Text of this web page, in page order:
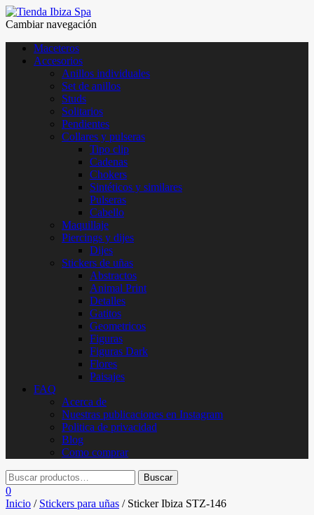
Cambiar navegación
Maceteros
Accesorios
Anillos individuales
Set de anillos
Studs
Solitarios
Pendientes
Collares y pulseras
Tipo clip
Cadenas
Chokers
Sintéticos y similares
Pulseras
Cabello
Maquillaje
Piercings y dijes
Dijes
Stickers de uñas
Abstractos
Animal Print
Detalles
Gatitos
Geometricos
Figuras
Figuras Dark
Flores
Paisajes
FAQ
Acerca de
Nuestras publicaciones en Instagram
Politica de privacidad
Blog
Como comprar
0
Inicio / Stickers para uñas / Sticker Ibiza STZ-146